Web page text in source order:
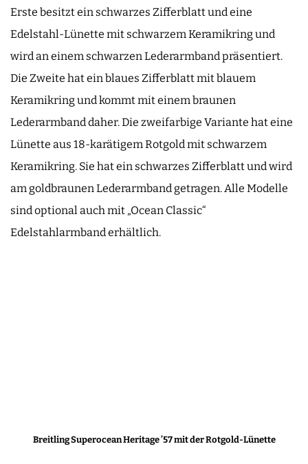
Erste besitzt ein schwarzes Zifferblatt und eine
Edelstahl-Lünette mit schwarzem Keramikring und
wird an einem schwarzen Lederarmband präsentiert.
Die Zweite hat ein blaues Zifferblatt mit blauem
Keramikring und kommt mit einem braunen
Lederarmband daher. Die zweifarbige Variante hat eine
Lünette aus 18-karätigem Rotgold mit schwarzem
Keramikring. Sie hat ein schwarzes Zifferblatt und wird
am goldbraunen Lederarmband getragen. Alle Modelle
sind optional auch mit „Ocean Classic“
Edelstahlarmband erhältlich.
Breitling Superocean Heritage ’57 mit der Rotgold-Lünette